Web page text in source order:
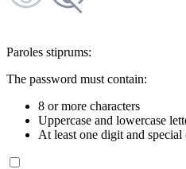
Paroles stiprums:
The password must contain:
8 or more characters
Uppercase and lowercase
At least one digit and special